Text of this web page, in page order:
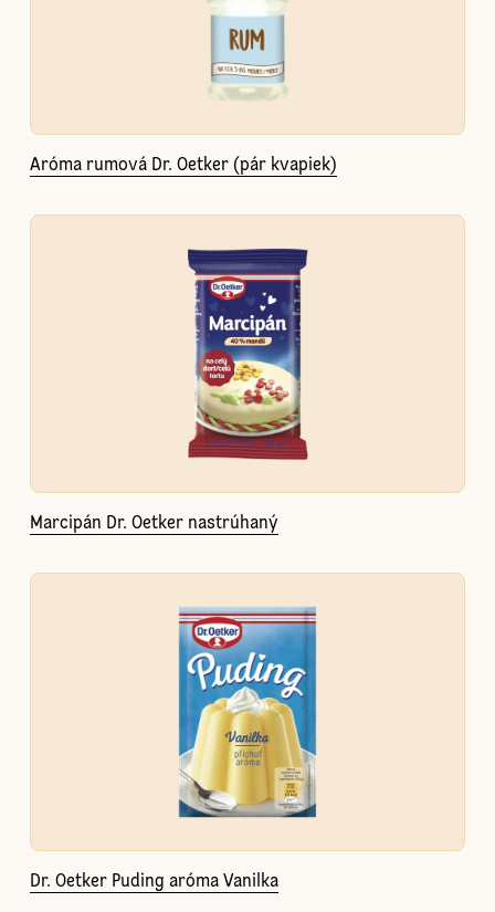
Aróma rumová Dr. Oetker (pár kvapiek)
Marcipán Dr. Oetker nastrúhaný
Dr. Oetker Puding aróma Vanilka